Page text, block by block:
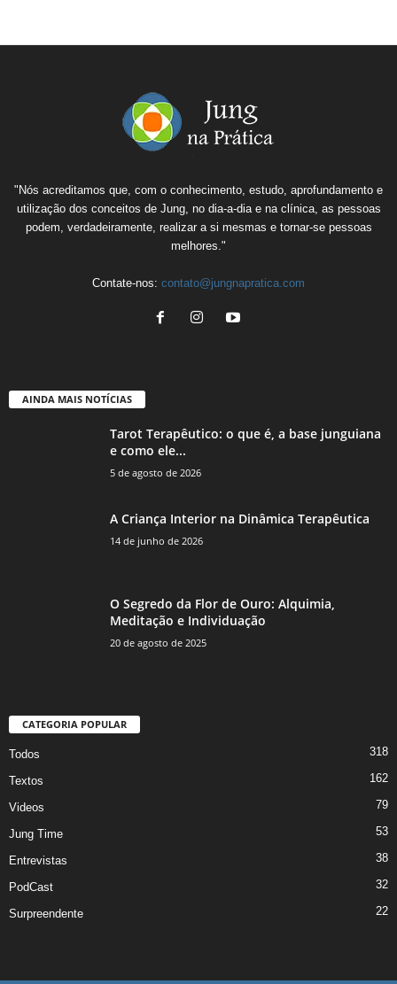
"Nós acreditamos que, com o conhecimento, estudo, aprofundamento e
utilização dos conceitos de Jung, no dia-a-dia e na clínica, as pessoas
podem, verdadeiramente, realizar a si mesmas e tornar-se pessoas
melhores."
Contate-nos: contato@jungnapratica.com
AINDA MAIS NOTÍCIAS
Tarot Terapêutico: o que é, a base junguiana
e como ele...
5 de agosto de 2026
A Criança Interior na Dinâmica Terapêutica
14 de junho de 2026
O Segredo da Flor de Ouro: Alquimia,
Meditação e Individuação
20 de agosto de 2025
CATEGORIA POPULAR
Todos 318
Textos 162
Videos 79
Jung Time 53
Entrevistas 38
PodCast 32
Surpreendente 22